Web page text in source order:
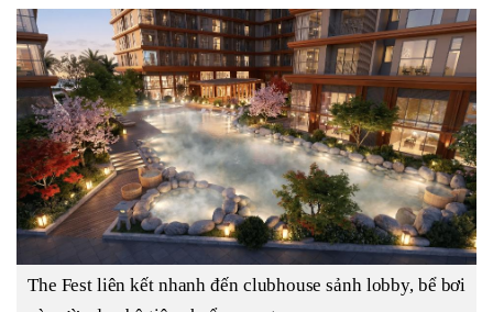
The Fest liên kết nhanh đến clubhouse sảnh lobby, bể bơi